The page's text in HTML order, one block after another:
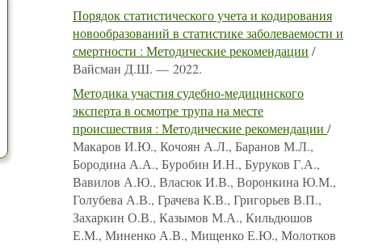
Порядок статистического учета и кодирования
новообразований в статистике заболеваемости и
смертности : Методические рекомендации /
Вайсман Д.Ш. — 2022.
Методика участия судебно-медицинского
эксперта в осмотре трупа на месте
происшествия : Методические рекомендации /
Макаров И.Ю., Кочоян А.Л., Баранов М.Л.,
Бородина А.А., Буробин И.Н., Буруков Г.А.,
Вавилов А.Ю., Власюк И.В., Воронкина Ю.М.,
Голубева А.В., Грачева К.В., Григорьев В.П.,
Захаркин О.В., Казымов М.А., Кильдюшов
Е.М., Миненко А.В., Мищенко Е.Ю., Молотков